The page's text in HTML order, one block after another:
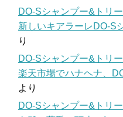
DO-Sシャンプー&トリ
新しいキアラーレDO-S
り
DO-Sシャンプー&トリ
楽天市場でハナヘナ、
より
DO-Sシャンプー&トリ